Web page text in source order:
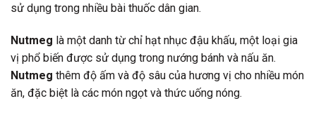
sử dụng trong nhiều bài thuốc dân gian.
Nutmeg là một danh từ chỉ hạt nhục đậu khấu, một loại gia
vị phổ biến được sử dụng trong nướng bánh và nấu ăn.
Nutmeg thêm độ ấm và độ sâu của hương vị cho nhiều món
ăn, đặc biệt là các món ngọt và thức uống nóng.